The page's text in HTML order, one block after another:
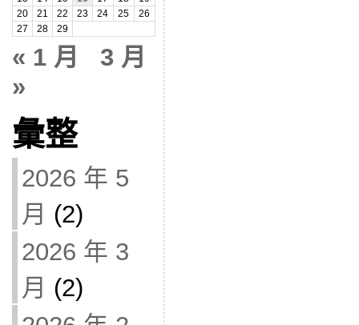
20
21 22 23 24 25
26
27
28 29
« 1 月
3 月
»
彙整
2026 年 5
月 (2)
2026 年 3
月 (2)